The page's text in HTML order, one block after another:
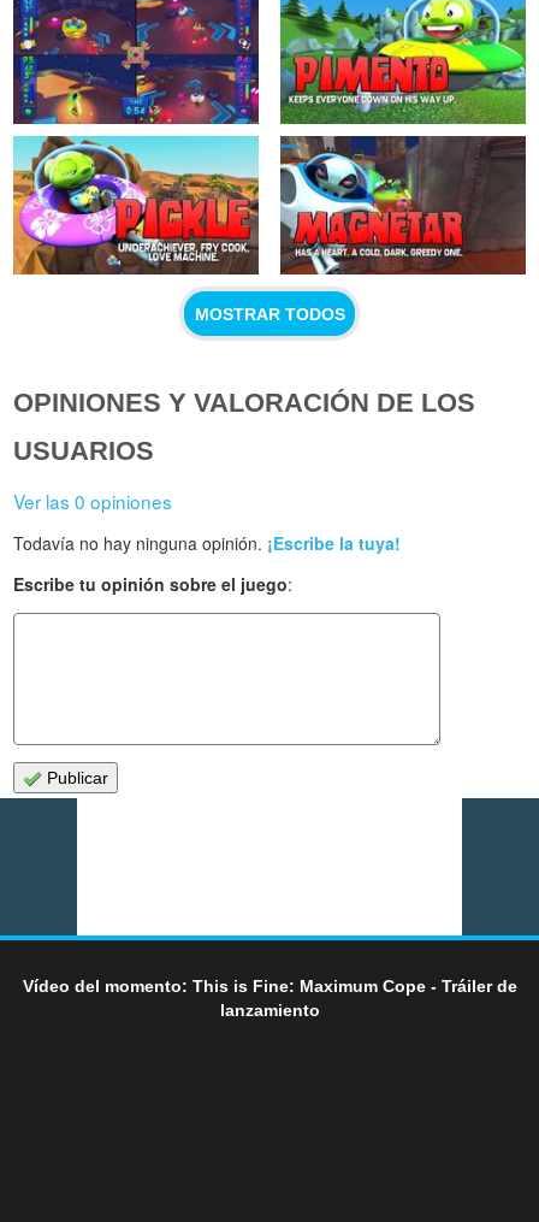
MOSTRAR TODOS
OPINIONES Y VALORACIÓN DE LOS
USUARIOS
Ver las 0 opiniones
Todavía no hay ninguna opinión. ¡Escribe la tuya!
Escribe tu opinión sobre el juego:
Publicar
Vídeo del momento: This is Fine: Maximum Cope - Tráiler de
lanzamiento